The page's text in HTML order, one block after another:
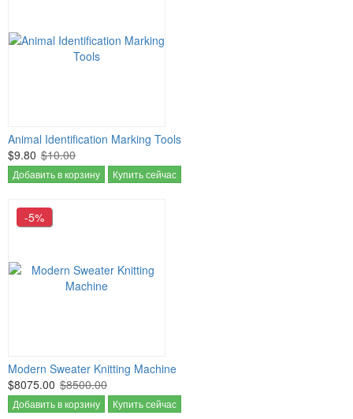
Animal Identification Marking Tools
$9.80 $10.00
Добавить в корзину Купить сейчас
-5%
Modern Sweater Knitting Machine
$8075.00 $8500.00
Добавить в корзину Купить сейчас